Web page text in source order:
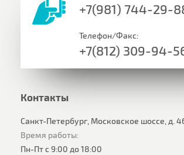
+7(981) 744-29-
Телефон/Факс:
+7(812) 309-94-
Контакты
Санкт-Петербург, Московское шоссе, д.
Время работы:
Пн-Пт с 9:00 до 18:00